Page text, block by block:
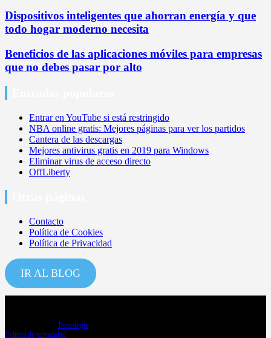
Dispositivos inteligentes que ahorran energía y que
todo hogar moderno necesita
Beneficios de las aplicaciones móviles para empresas
que no debes pasar por alto
Entrar en YouTube si está restringido
NBA online gratis: Mejores páginas para ver los partidos
Cantera de las descargas
Mejores antivirus gratis en 2019 para Windows
Eliminar virus de acceso directo
OffLiberty
Contacto
Política de Cookies
Política de Privacidad
IR AL BLOG
Tecnología
Política de privacidad